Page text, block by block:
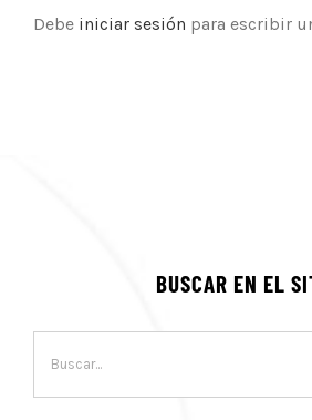
Debe iniciar sesión para escribir
BUSCAR EN EL